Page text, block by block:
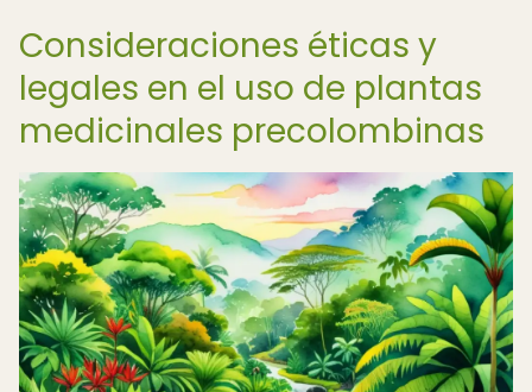
Consideraciones éticas y
legales en el uso de plantas
medicinales precolombinas